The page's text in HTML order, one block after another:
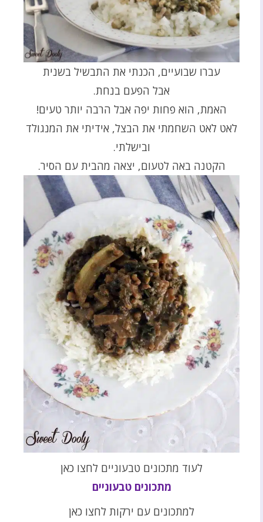
עברו שבועיים, הכנתי את התבשיל בשנית
אבל הפעם בנחת.
האמת, הוא פחות יפה אבל הרבה יותר טעים!
לאט לאט השחמתי את הבצל, אידיתי את המנגולד
ובישלתי.
הקטנה באה לטעום, יצאה מהבית עם הסיר.
לעוד מתכונים טבעוניים לחצו כאן
מתכונים טבעוניים
למתכונים עם ירקות לחצו כאן